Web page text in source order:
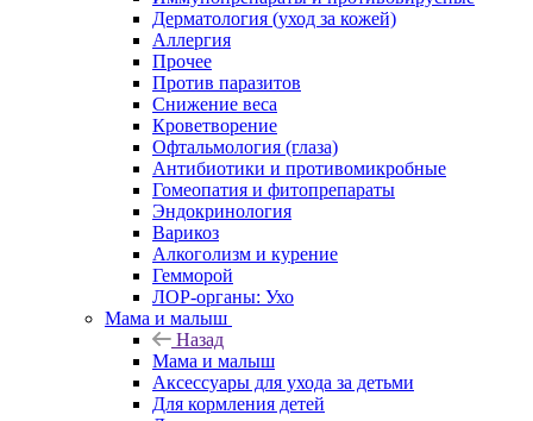
Дерматология (уход за кожей)
Аллергия
Прочее
Против паразитов
Снижение веса
Кроветворение
Офтальмология (глаза)
Антибиотики и противомикробные
Гомеопатия и фитопрепараты
Эндокринология
Варикоз
Алкоголизм и курение
Гемморой
ЛОР-органы: Ухо
Мама и малыш
Назад
Мама и малыш
Аксессуары для ухода за детьми
Для кормления детей